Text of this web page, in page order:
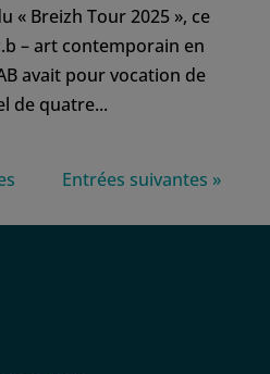
« Breizh Tour 2025 », ce
– art contemporain en
avait pour vocation de
de quatre...
Entrées suivantes »